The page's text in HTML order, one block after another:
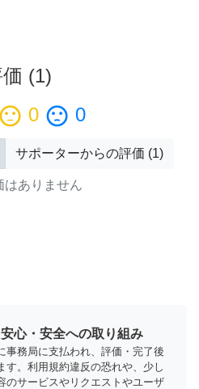
(1)
sentiment_neutral 0 sentiment_dissatisfied 0
サポーターからの評価 (1)
はありません
心・安全への取り組み
事務局に支払われ、評価・完了後
す。利用規約違反の恐れや、少し
のサービスやリクエストやユーザ